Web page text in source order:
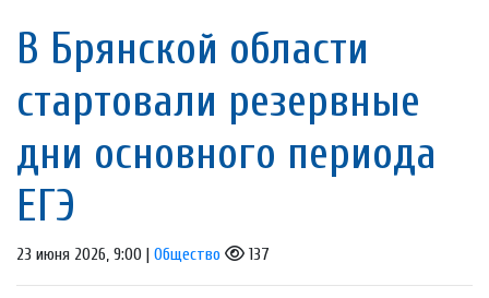
В Брянской области
стартовали резервные
дни основного периода
ЕГЭ
23 июня 2026, 9:00 | Общество 137